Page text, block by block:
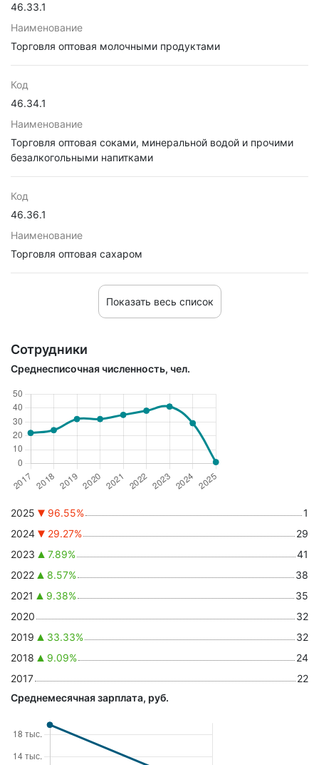
46.33.1
Наименование
Торговля оптовая молочными продуктами
Код
46.34.1
Наименование
Торговля оптовая соками, минеральной водой и прочими
безалкогольными напитками
Код
46.36.1
Наименование
Торговля оптовая сахаром
Показать весь список
Сотрудники
Среднесписочная численность, чел.
2025 96.55%
1
2024
29.27%
29
2023
7.89%
41
2022
8.57%
38
2021
9.38%
35
2020
32
2019
33.33%
32
2018
9.09%
24
2017
22
Среднемесячная зарплата, руб.